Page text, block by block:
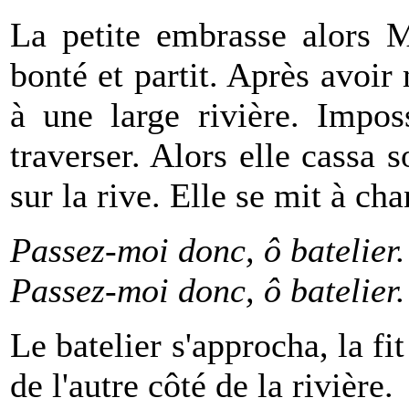
La petite embrasse alors
bonté et partit. Après avoir
à une large rivière.
traverser. Alors elle cassa
sur la rive. Elle se mit à
Passez-moi donc, ô
Passez-moi donc, ô batelier.
Le batelier s'approcha, la
de l'autre côté de la rivière.